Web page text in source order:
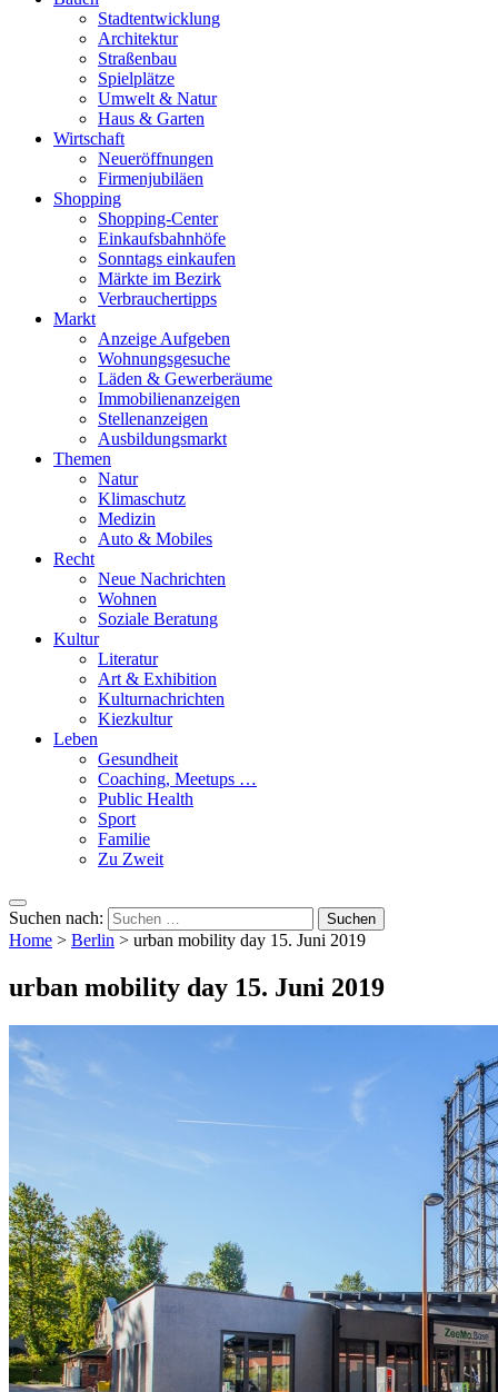
Stadtentwicklung
Architektur
Straßenbau
Spielplätze
Umwelt & Natur
Haus & Garten
Wirtschaft
Neueröffnungen
Firmenjubiläen
Shopping
Shopping-Center
Einkaufsbahnhöfe
Sonntags einkaufen
Märkte im Bezirk
Verbrauchertipps
Markt
Anzeige Aufgeben
Wohnungsgesuche
Läden & Gewerberäume
Immobilienanzeigen
Stellenanzeigen
Ausbildungsmarkt
Themen
Natur
Klimaschutz
Medizin
Auto & Mobiles
Recht
Neue Nachrichten
Wohnen
Soziale Beratung
Kultur
Literatur
Art & Exhibition
Kulturnachrichten
Kiezkultur
Leben
Gesundheit
Coaching, Meetups …
Public Health
Sport
Familie
Zu Zweit
Suchen nach:
Home > Berlin > urban mobility day 15. Juni 2019
urban mobility day 15. Juni 2019